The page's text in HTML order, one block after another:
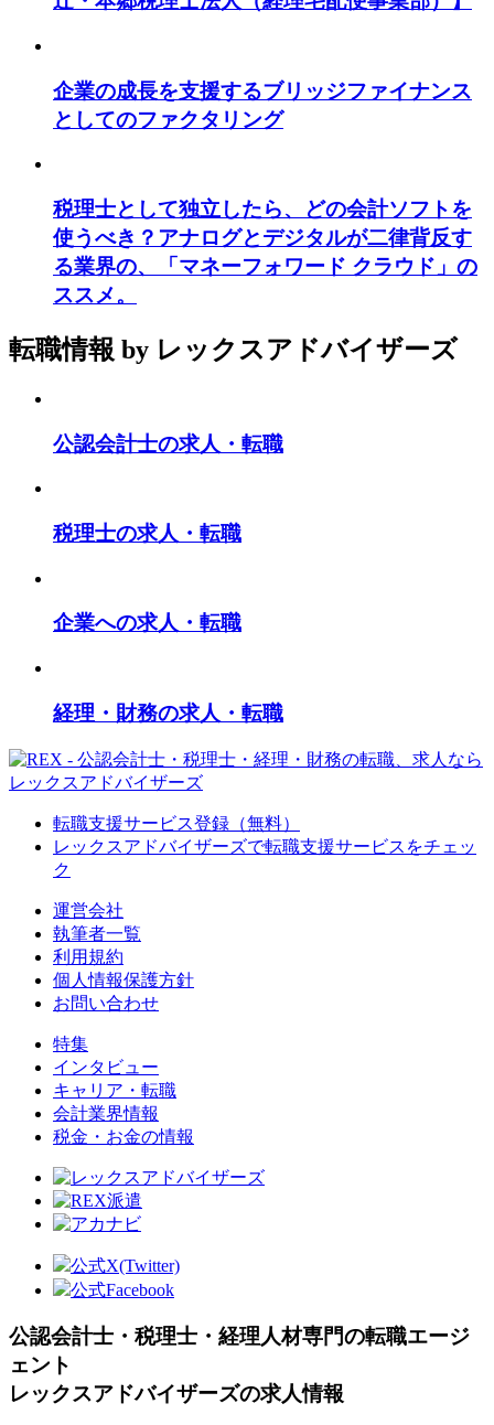
企業の成長を支援するブリッジファイナンス
としてのファクタリング
税理士として独立したら、どの会計ソフトを
使うべき？アナログとデジタルが二律背反す
る業界の、「マネーフォワード クラウド」の
ススメ。
転職情報 by レックスアドバイザーズ
公認会計士の求人・転職
税理士の求人・転職
企業への求人・転職
経理・財務の求人・転職
転職支援サービス登録（無料）
レックスアドバイザーズで転職支援サービスをチェッ
ク
運営会社
執筆者一覧
利用規約
個人情報保護方針
お問い合わせ
特集
インタビュー
キャリア・転職
会計業界情報
税金・お金の情報
公式X(Twitter)
公式Facebook
公認会計士・税理士・経理人材専門の転職エージ
ェント
レックスアドバイザーズの求人情報